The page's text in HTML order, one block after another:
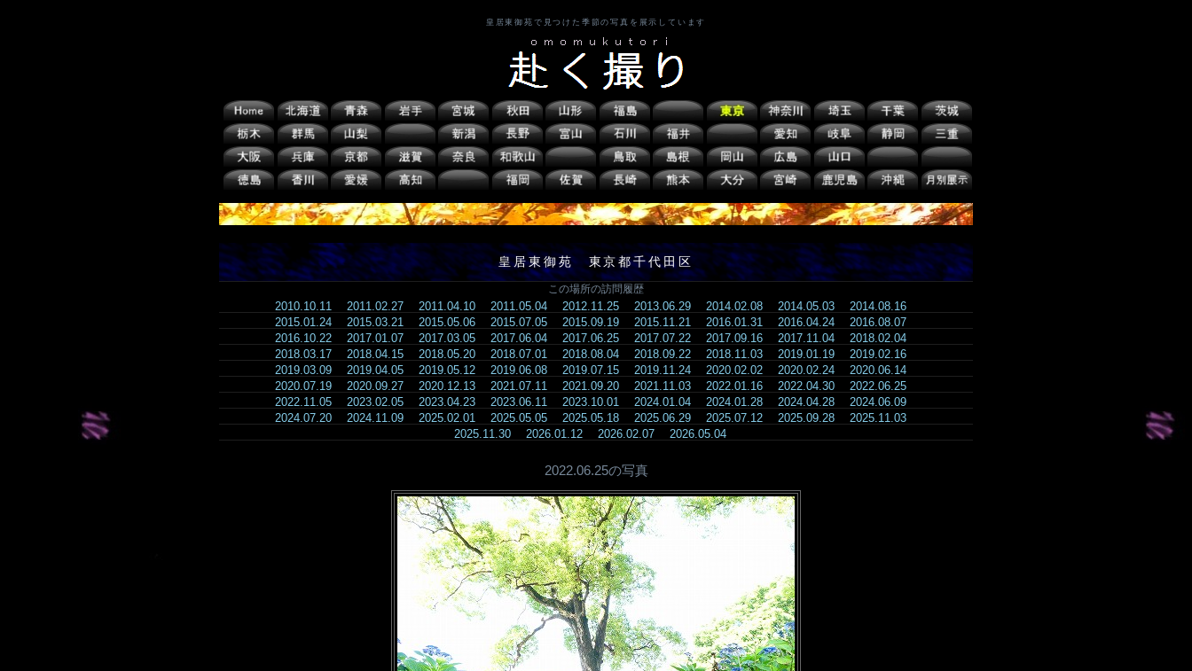
皇居東御苑で見つけた季節の写真を展示しています
皇居東御苑 東京都千代田区
この場所の訪問履歴
2010.10.11 2011.02.27 2011.04.10 2011.05.04 2012.11.25 2013.06.29 2014.02.08 2014.05.03
2014.08.16
2015.01.24
2015.03.21 2015.05.06 2015.07.05 2015.09.19 2015.11.21 2016.01.31 2016.04.24
2016.08.07
2016.10.22
2017.01.07 2017.03.05 2017.06.04 2017.06.25 2017.07.22 2017.09.16 2017.11.04
2018.02.04
2018.03.17
2018.04.15 2018.05.20 2018.07.01 2018.08.04 2018.09.22 2018.11.03 2019.01.19
2019.02.16
2019.03.09
2019.04.05 2019.05.12 2019.06.08 2019.07.15 2019.11.24 2020.02.02 2020.02.24
2020.06.14
2020.07.19
2020.09.27 2020.12.13 2021.07.11 2021.09.20 2021.11.03 2022.01.16 2022.04.30
2022.06.25
2022.11.05
2023.02.05 2023.04.23 2023.06.11 2023.10.01 2024.01.04 2024.01.28 2024.04.28
2024.06.09
2024.07.20
2024.11.09 2025.02.01 2025.05.05 2025.05.18 2025.06.29 2025.07.12 2025.09.28
2025.11.03
2025.11.30
2026.01.12 2026.02.07 2026.05.04
2022.06.25の写真